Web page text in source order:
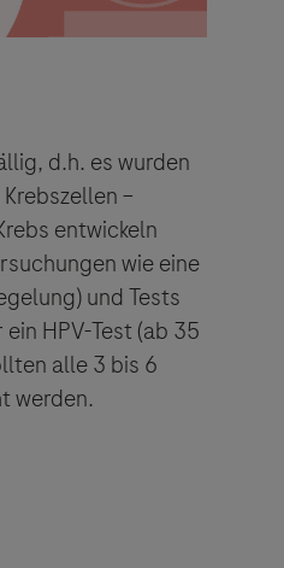
d.h. es wurden
–
entwickeln
wie eine
und Tests
HPV-Test (ab 35
alle 3 bis 6
werden.